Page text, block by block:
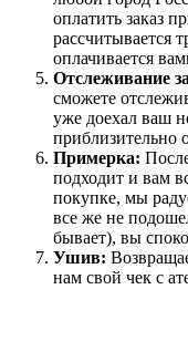
оплатить заказ
рассчитывается
оплачивается
Отслеживание
сможете
уже доехал ваш
приблизительно
Примерка:
подходит и вам
покупке, мы
все же не
бывает), вы
Ушив:
нам свой чек с